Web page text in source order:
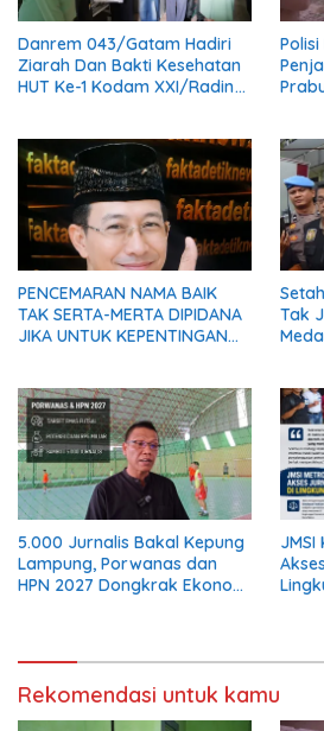
Danrem 043/Gatam Hadiri
Ziarah Dan Bakti Kesehatan
HUT Ke-1 Kodam XXI/Radin
PENCEMARAN NAMA BAIK
TAK SERTA-MERTA DIPIDANA
JIKA UNTUK KEPENTINGAN
Tak
5.000 Jurnalis Bakal Kepung
Lampung, Porwanas dan
HPN 2027 Dongkrak Ekonomi
Rekomendasi untuk kamu